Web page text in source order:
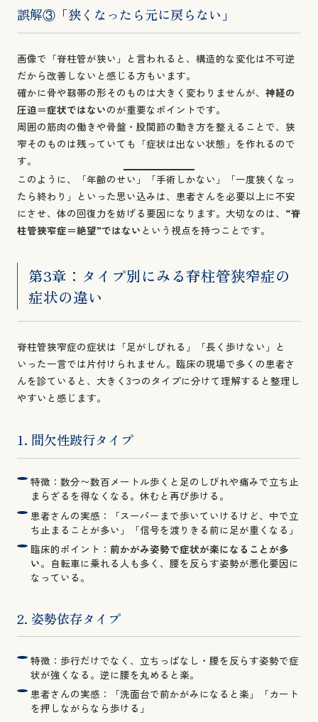
誤解③「狭くなったら元に戻らない」
画像で「脊柱管が狭い」と言われると、構造的な変化は不可逆
だから改善しないと感じる方もいます。
確かに骨や靱帯の形そのものは大きく変わりませんが、 神経の
圧迫＝症状ではないのが重要なポイントです。
周囲の筋肉の働きや骨盤・股関節の動き方を整えることで、狭
窄そのものは残っていても「症状は出ない状態」を作れるので
す。
このように、「年齢のせい」「手術しかない」「一度狭くなっ
たら終わり」といった思い込みは、患者さんを必要以上に不安
にさせ、体の回復力を妨げる要因になります。大切なのは、 “脊
柱管狭窄症＝絶望”ではない という視点を持つことです。
第3章：タイプ別にみる脊柱管狭窄症の
症状の違い
脊柱管狭窄症の症状は「足がしびれる」「長く歩けない」と
いった一言では片付けられません。臨床の現場で多くの患者さ
んを診ていると、大きく3つのタイプに分けて理解すると整理し
やすいと感じます。
1. 間欠性跛行タイプ
特徴：数分〜数百メートル歩くと足のしびれや痛みで立ち止
まらざるを得なくなる。休むと再び歩ける。
患者さんの実感：「スーパーまで歩いていけるけど、中で立
ち止まることが多い」「信号を渡りきる前に足が重くなる」
臨床的ポイント：前かがみ姿勢で症状が楽になることが多
い。自転車に乗れる人も多く、腰を反らす姿勢が悪化要因に
なっている。
2. 姿勢依存タイプ
特徴：歩行だけでなく、立ちっぱなし・腰を反らす姿勢で症
状が強くなる。逆に腰を丸めると楽。
患者さんの実感：「洗面台で前かがみになると楽」「カート
を押しながらなら歩ける」